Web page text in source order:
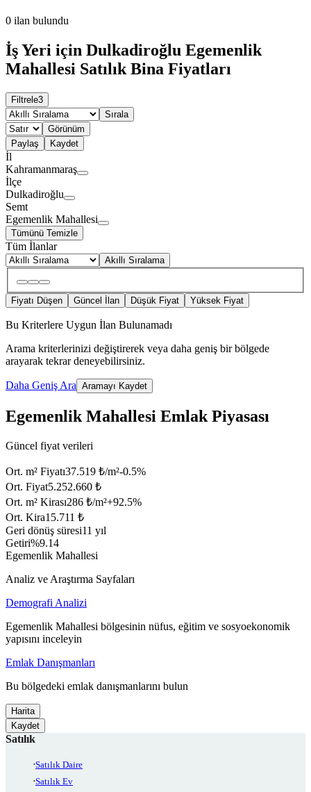
0 ilan bulundu
İş Yeri için Dulkadiroğlu Egemenlik
Mahallesi Satılık Bina Fiyatları
Filtrele3
Sırala
Görünüm
Paylaş
Kaydet
İl
Kahramanmaraş
İlçe
Dulkadiroğlu
Semt
Egemenlik Mahallesi
Tümünü Temizle
Tüm İlanlar
Akıllı Sıralama
Fiyatı Düşen Güncel İlan Düşük Fiyat Yüksek Fiyat
Bu Kriterlere Uygun İlan Bulunamadı
Arama kriterlerinizi değiştirerek veya daha geniş bir bölgede
arayarak tekrar deneyebilirsiniz.
Daha Geniş Ara Aramayı Kaydet
Egemenlik Mahallesi Emlak Piyasası
Güncel fiyat verileri
Ort. m² Fiyatı37.519 ₺/m²-0.5%
Ort. Fiyat5.252.660 ₺
Ort. m² Kirası286 ₺/m²+92.5%
Ort. Kira15.711 ₺
Geri dönüş süresi11 yıl
Getiri%9.14
Egemenlik Mahallesi
Analiz ve Araştırma Sayfaları
Demografi Analizi
Egemenlik Mahallesi bölgesinin nüfus, eğitim ve sosyoekonomik
yapısını inceleyin
Emlak Danışmanları
Bu bölgedeki emlak danışmanlarını bulun
Harita
Kaydet
Satılık
Satılık Daire
Satılık Ev